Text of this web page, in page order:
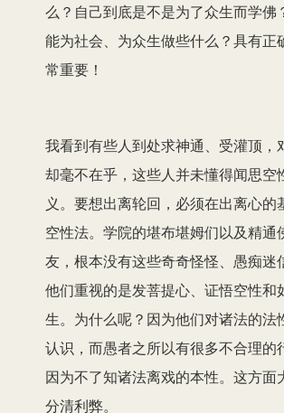
么？自己到底是不是为了众生而学佛
能为社会、为众生做些什么？具有正
常重要！
我看到有些人到处求神通、受灌顶，
却毫不在乎，这些人并未懂得闻思空
义。要想出离轮回，必须在出离心的
空性法。学院的堪布堪姆们以及精通
友，根本没有这些奇奇怪怪、愚痴迷
他们重视的是发菩提心、证悟空性和
生。为什么呢？因为他们对诸法的法
认识，而愚者之所以有很多不合理的
因为不了知诸法离戏的本性。这方面
分清利弊。